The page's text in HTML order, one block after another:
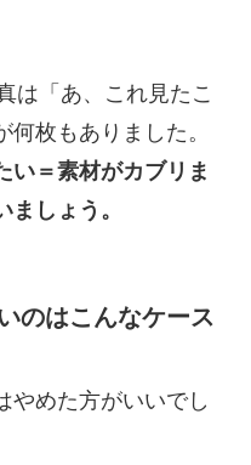
は「あ、これ見たこ
枚もありました。
い＝素材がカブリま
しょう。
のはこんなケース
やめた方がいいでし